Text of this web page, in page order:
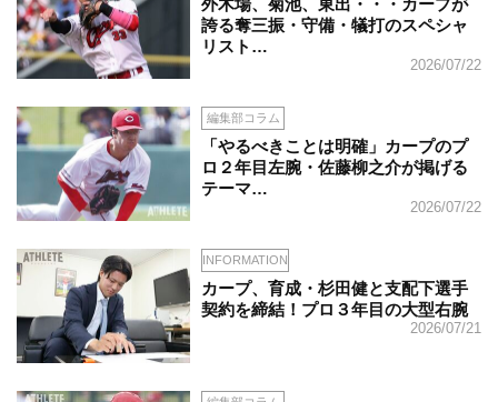
外木場、菊池、東出・・・カープが
誇る奪三振・守備・犠打のスペシャ
リスト…
2026/07/22
編集部コラム
「やるべきことは明確」カープのプ
ロ２年目左腕・佐藤柳之介が掲げる
テーマ…
2026/07/22
INFORMATION
カープ、育成・杉田健と支配下選手
契約を締結！プロ３年目の大型右腕
2026/07/21